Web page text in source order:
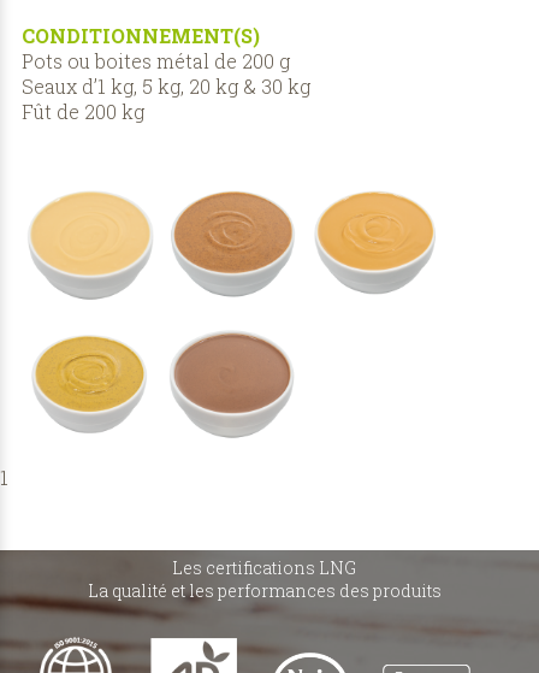
CONDITIONNEMENT(S)
Pots ou boites métal de 200 g
Seaux d’1 kg, 5 kg, 20 kg & 30 kg
Fût de 200 kg
1
Les certifications LNG
La qualité et les performances des produits